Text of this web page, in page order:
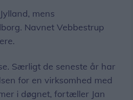
mens
Navnet Vebbestrup
Særligt de seneste år har
for en virksomhed med
i døgnet, fortæller Jan